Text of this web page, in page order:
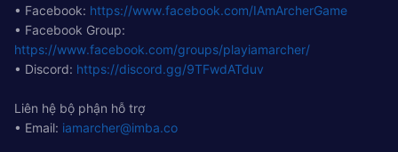
• Facebook: https://www.facebook.com/IAmArcherGame
• Facebook Group:
https://www.facebook.com/groups/playiamarcher/
• Discord: https://discord.gg/9TFwdATduv
Liên hệ bộ phận hỗ trợ
• Email: iamarcher@imba.co